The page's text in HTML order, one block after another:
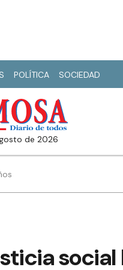
POLÍTICA SOCIEDAD
de 2026